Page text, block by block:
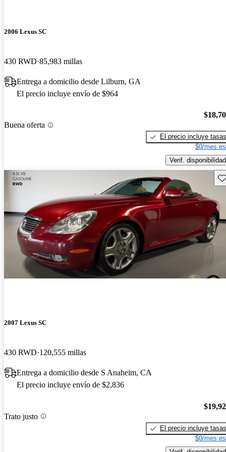
2006 Lexus SC
430 RWD 85,983 millas
Entrega a domicilio desde Lilburn, GA
El precio incluye envío de $964
Buena oferta
El precio incluye tasas
$0/mes
Verif. disponibilidad
2007 Lexus SC
430 RWD 120,555 millas
Entrega a domicilio desde S Anaheim, CA
El precio incluye envío de $2,836
Trato justo
El precio incluye tasas
$0/mes